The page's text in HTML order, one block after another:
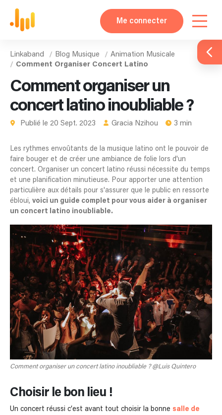
Me connecter
Linkaband Blog Musique
Animation Musicale
Comment Organiser Concert Latino
Comment organiser un
concert latino inoubliable ?
Publié le 20 Sept. 2023 Gracia Nzihou 3 min
Les rythmes envoûtants de la musique latino ont le pouvoir de
faire bouger et de créer une ambiance de folie lors d'un
concert. Organiser un concert latino réussi nécessite du temps
et une planification minutieuse. Pour apporter une attention
particulière aux détails pour s'assurer que le public en ressorte
ébloui, voici un guide complet pour vous aider à organiser
un concert latino inoubliable.
Comment organiser un concert latino inoubliable ? @Luis Quintero
Choisir le bon lieu !
Un concert réussi c’est avant tout choisir la bonne salle de